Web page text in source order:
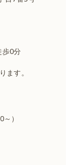
0分
ます。
）